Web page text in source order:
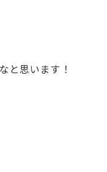
と思います！